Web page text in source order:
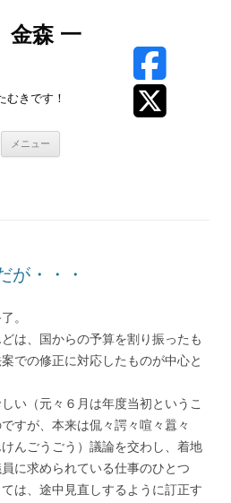
金森 一
むきです！
メニュー
が・・・
。
は、国からの予算を割り振ったも
での修正に対応したものが中心と
い（元々６月は年度当初というこ
すが、本来は侃々諤々喧々囂々
けんごうごう）議論を交わし、着地
に求められている仕事のひとつ
は、途中見直しするように訂正す